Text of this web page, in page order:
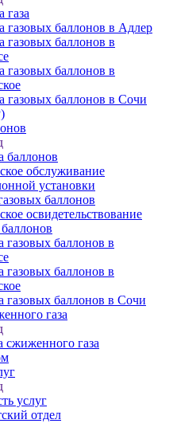
газа
газовых баллонов в Адлер
газовых баллонов в
газовых баллонов в
газовых баллонов в Сочи
баллонов
обслуживание
установки
баллонов
освидетельствование
газовых баллонов в
газовых баллонов в
газовых баллонов в Сочи
газа
сжиженного газа
услуг
отдел